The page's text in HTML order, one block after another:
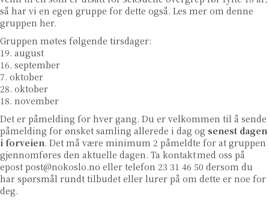
så har vi en egen gruppe for dette også. Les mer om denne
gruppen her.
Gruppen møtes følgende tirsdager:
19. august
16. september
7. oktober
28. oktober
18. november
Det er påmelding for hver gang. Du er velkommen til å sende
påmelding for ønsket samling allerede i dag og senest dagen
i forveien. Det må være minimum 2 påmeldte for at gruppen
gjennomføres den aktuelle dagen. Ta kontakt med oss på
epost post@nokoslo.no eller telefon 23 31 46 50 dersom du
har spørsmål rundt tilbudet eller lurer på om dette er noe for
deg.